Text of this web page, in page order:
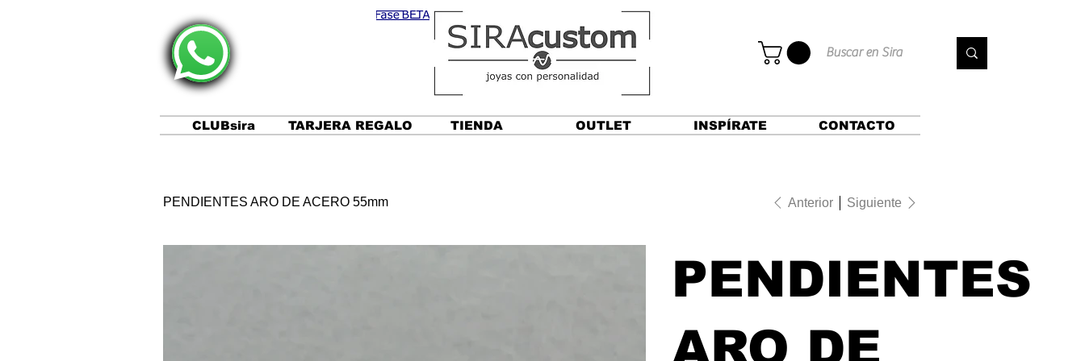
CLUBsira TARJERA REGALO TIENDA OUTLET INSPÍRATE CONTACTO
PENDIENTES ARO DE ACERO 55mm Anterior Siguiente
PENDIENTES
ARO DE